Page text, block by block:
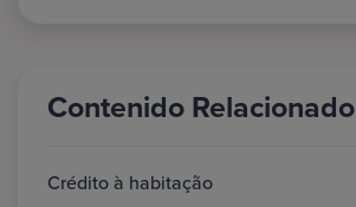
Contenido Relacionado
Crédito à habitação